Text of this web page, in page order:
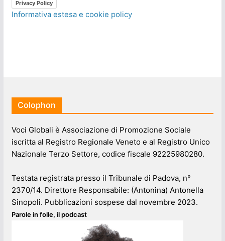
Privacy Policy
Informativa estesa e cookie policy
Colophon
Voci Globali è Associazione di Promozione Sociale
iscritta al Registro Regionale Veneto e al Registro Unico
Nazionale Terzo Settore, codice fiscale 92225980280.
Testata registrata presso il Tribunale di Padova, n°
2370/14. Direttore Responsabile: (Antonina) Antonella
Sinopoli. Pubblicazioni sospese dal novembre 2023.
Parole in folle, il podcast